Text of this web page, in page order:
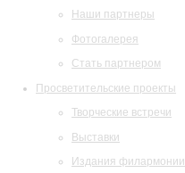
Наши партнеры
Фотогалерея
Стать партнером
Просветительские проекты
Творческие встречи
Выставки
Издания филармонии